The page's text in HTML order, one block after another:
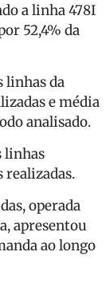
a linha 478I
52,4% da
linhas da
e média
analisado.
linhas
realizadas.
operada
apresentou
ao longo